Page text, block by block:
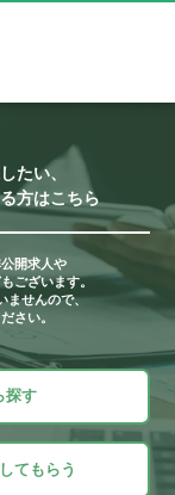
たい、
方はこちら
開求人や
ございます。
ませんので、
さい。
探す
てもらう